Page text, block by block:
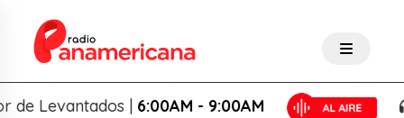
|6:00AM - 9:00AM